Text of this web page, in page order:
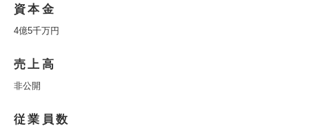
資本金
4億5千万円
売上高
非公開
従業員数